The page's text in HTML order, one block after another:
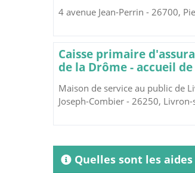
4 avenue Jean-Perrin - 26700,
Caisse primaire
de la Drôme - accueil
Maison de service au public de
Joseph-Combier - 26250,
Quelles sont les